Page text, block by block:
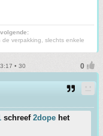
verpakking, slechts enkele
• 30
schreef 2dope het